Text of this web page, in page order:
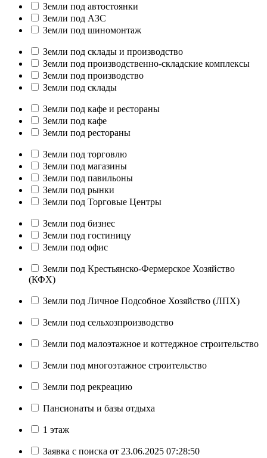
Земли под автостоянки
Земли под АЗС
Земли под шиномонтаж
Земли под склады и производство
Земли под производственно-складские комплексы
Земли под производство
Земли под склады
Земли под кафе и рестораны
Земли под кафе
Земли под рестораны
Земли под торговлю
Земли под магазины
Земли под павильоны
Земли под рынки
Земли под Торговые Центры
Земли под бизнес
Земли под гостиницу
Земли под офис
Земли под Крестьянско-Фермерское Хозяйство
(КФХ)
Земли под Личное Подсобное Хозяйство (ЛПХ)
Земли под сельхозпроизводство
Земли под малоэтажное и коттеджное строительство
Земли под многоэтажное строительство
Земли под рекреацию
Пансионаты и базы отдыха
1 этаж
Заявка с поиска от 23.06.2025 07:28:50